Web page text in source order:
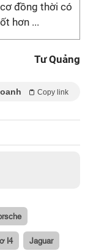
đồng thời có
hơn ...
Tư Quảng
Copy link
I4 Jaguar